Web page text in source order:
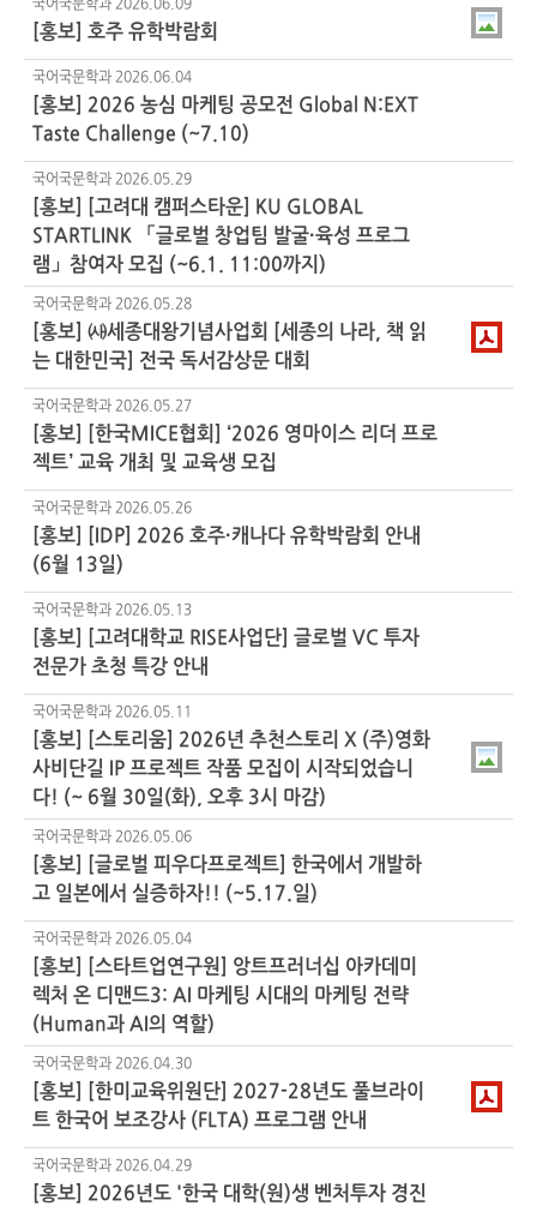
국어국문학과 2026.06.09
[홍보] 호주 유학박람회
국어국문학과 2026.06.04
[홍보] 2026 농심 마케팅 공모전 Global N:EXT
Taste Challenge (~7.10)
국어국문학과 2026.05.29
[홍보] [고려대 캠퍼스타운] KU GLOBAL
STARTLINK 「글로벌 창업팀 발굴·육성 프로그
램」참여자 모집 (~6.1. 11:00까지)
국어국문학과 2026.05.28
[홍보] ㈔세종대왕기념사업회 [세종의 나라, 책 읽
는 대한민국] 전국 독서감상문 대회
국어국문학과 2026.05.27
[홍보] [한국MICE협회] ‘2026 영마이스 리더 프로
젝트’ 교육 개최 및 교육생 모집
국어국문학과 2026.05.26
[홍보] [IDP] 2026 호주·캐나다 유학박람회 안내
(6월 13일)
국어국문학과 2026.05.13
[홍보] [고려대학교 RISE사업단] 글로벌 VC 투자
전문가 초청 특강 안내
국어국문학과 2026.05.11
[홍보] [스토리움] 2026년 추천스토리 X (주)영화
사비단길 IP 프로젝트 작품 모집이 시작되었습니
다! (~ 6월 30일(화), 오후 3시 마감)
국어국문학과 2026.05.06
[홍보] [글로벌 피우다프로젝트] 한국에서 개발하
고 일본에서 실증하자!! (~5.17.일)
국어국문학과 2026.05.04
[홍보] [스타트업연구원] 앙트프러너십 아카데미
렉처 온 디맨드3: AI 마케팅 시대의 마케팅 전략
(Human과 AI의 역할)
국어국문학과 2026.04.30
[홍보] [한미교육위원단] 2027-28년도 풀브라이
트 한국어 보조강사 (FLTA) 프로그램 안내
국어국문학과 2026.04.29
[홍보] 2026년도 '한국 대학(원)생 벤처투자 경진